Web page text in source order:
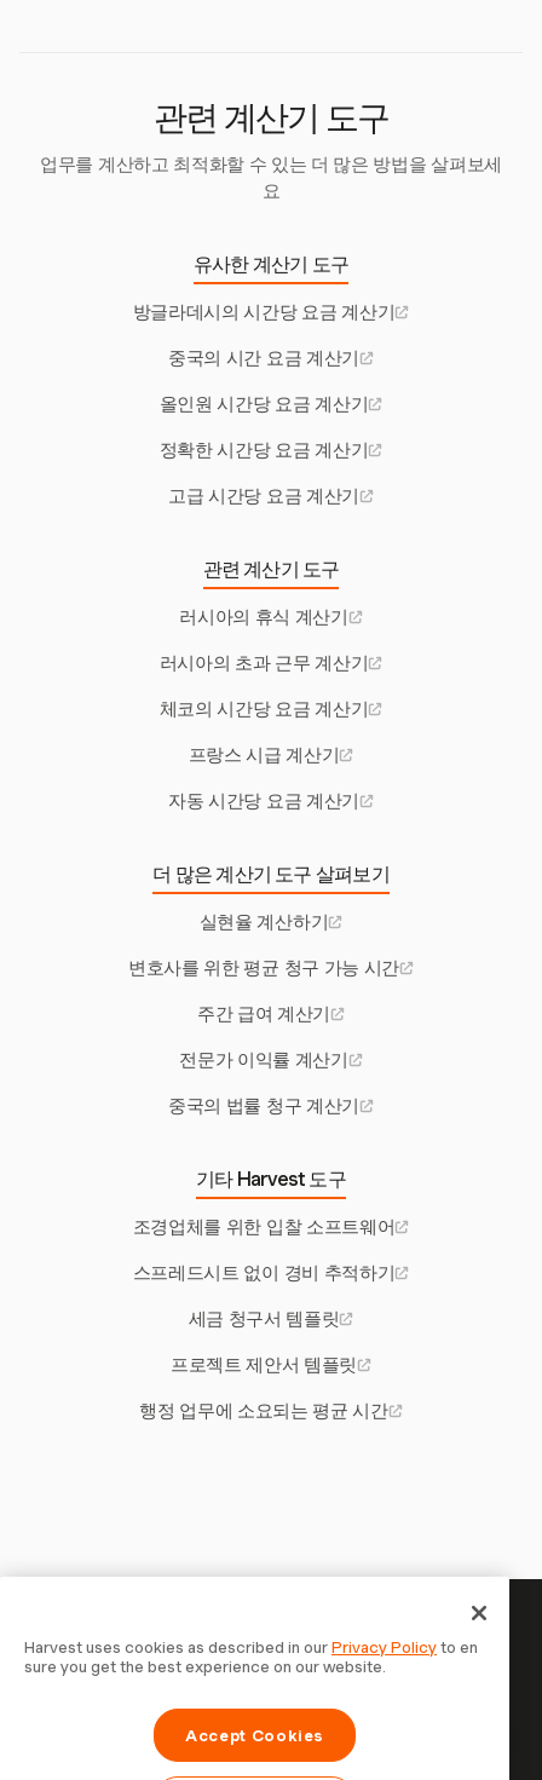
관련 계산기 도구
업무를 계산하고 최적화할 수 있는 더 많은 방법을 살펴보세
요
유사한 계산기 도구
방글라데시의 시간당 요금 계산기
중국의 시간 요금 계산기
올인원 시간당 요금 계산기
정확한 시간당 요금 계산기
고급 시간당 요금 계산기
관련 계산기 도구
러시아의 휴식 계산기
러시아의 초과 근무 계산기
체코의 시간당 요금 계산기
프랑스 시급 계산기
자동 시간당 요금 계산기
더 많은 계산기 도구 살펴보기
실현율 계산하기
변호사를 위한 평균 청구 가능 시간
주간 급여 계산기
전문가 이익률 계산기
중국의 법률 청구 계산기
기타 Harvest 도구
조경업체를 위한 입찰 소프트웨어
스프레드시트 없이 경비 추적하기
세금 청구서 템플릿
프로젝트 제안서 템플릿
행정 업무에 소요되는 평균 시간
당신의 시간은 기록할 가치가 있
습니다 — 지금 시작하세요
Harvest로 시간을 추적하고, 고객에게 청구하고, 더 빠르게
결제를 받는 70,000개 이상의 기업에 합류하세요. 무료 체험,
Harvest uses cookies as described in ourPrivacy Policyto en
sure you get the best experience on our website.
Accept Cookies